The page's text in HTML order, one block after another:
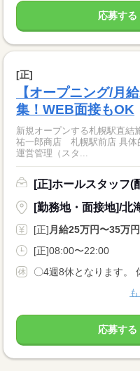
応募する
[正]
【オープニング/月
集！WEB面接もOK
新規オープンする札幌駅直結
祐一郎商店 札幌駅前店 具体
運営管理（スタ...
[正]ホールスタッフ(
[勤務地・面接地]/北
[正] 月給25万円〜35万円
[正]08:00〜22:00
応募する